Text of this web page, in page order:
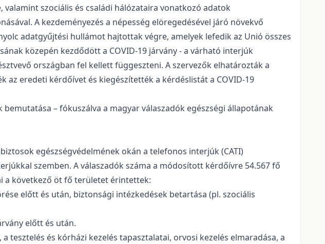
szociális és családi hálózataira vonatkozó adatok
A kezdeményezés a népesség elöregedésével járó növekvő
adatgyűjtési hullámot hajtottak végre, amelyek lefedik az Unió összes
közepén kezdődött a COVID-19 járvány - a várható interjúk
országban fel kellett függeszteni. A szervezők elhatározták a
az eredeti kérdőívet és kiegészítették a kérdéslistát a COVID-19
– fókuszálva a magyar válaszadók egészségi állapotának
egészségvédelmének okán a telefonos interjúk (CATI)
szemben. A válaszadók száma a módosított kérdőívre 54.567 fő
a következő öt fő területet érintettek:
előtt és után, biztonsági intézkedések betartása (pl. szociális
előtt és után.
tesztelés és kórházi kezelés tapasztalatai, orvosi kezelés elmaradása, a